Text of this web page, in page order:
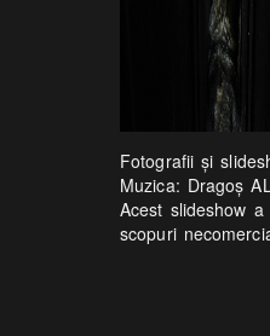
Fotografii şi
Muzica: Dragoş
Acest slideshow
scopuri